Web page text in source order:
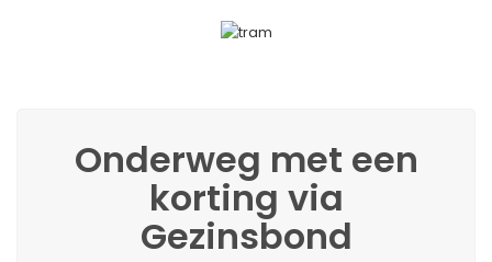
Onderweg met een
korting via
Gezinsbond